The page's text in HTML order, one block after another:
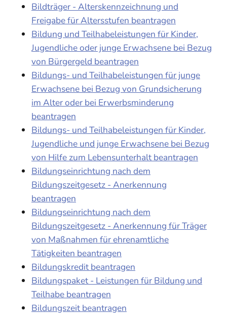
Bildträger - Alterskennzeichnung und
Freigabe für Altersstufen beantragen
Bildung und Teilhabeleistungen für Kinder,
Jugendliche oder junge Erwachsene bei Bezug
von Bürgergeld beantragen
Bildungs- und Teilhabeleistungen für junge
Erwachsene bei Bezug von Grundsicherung
im Alter oder bei Erwerbsminderung
beantragen
Bildungs- und Teilhabeleistungen für Kinder,
Jugendliche und junge Erwachsene bei Bezug
von Hilfe zum Lebensunterhalt beantragen
Bildungseinrichtung nach dem
Bildungszeitgesetz - Anerkennung
beantragen
Bildungseinrichtung nach dem
Bildungszeitgesetz - Anerkennung für Träger
von Maßnahmen für ehrenamtliche
Tätigkeiten beantragen
Bildungskredit beantragen
Bildungspaket - Leistungen für Bildung und
Teilhabe beantragen
Bildungszeit beantragen